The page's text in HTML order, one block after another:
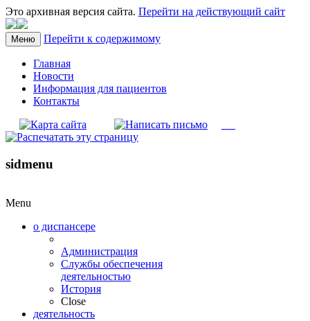
Это архивная версия сайта. Перейти на действующий сайт
Меню Перейти к содержимому
Главная
Новости
Информация для пациентов
Контакты
sidmenu
Menu
о диспансере
Администрация
Службы обеспечения
деятельностью
История
Close
деятельность